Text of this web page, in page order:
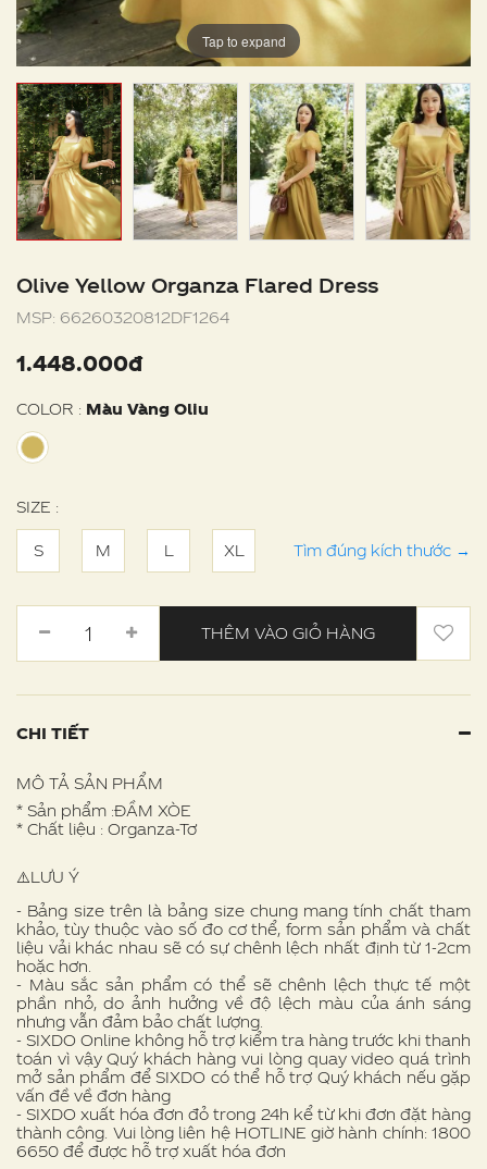
Tap to expand
Olive Yellow Organza Flared Dress
MSP: 66260320812DF1264
1.448.000đ
COLOR : Màu Vàng Oliu
SIZE :
S M L XL Tìm đúng kích thước →
THÊM VÀO GIỎ HÀNG
CHI TIẾT
MÔ TẢ SẢN PHẨM
* Sản phẩm :ĐẦM XÒE
* Chất liệu : Organza-Tơ
⚠️LƯU Ý
- Bảng size trên là bảng size chung mang tính chất tham
khảo, tùy thuộc vào số đo cơ thể, form sản phẩm và chất
liệu vải khác nhau sẽ có sự chênh lệch nhất định từ 1-2cm
hoặc hơn.
- Màu sắc sản phẩm có thể sẽ chênh lệch thực tế một
phần nhỏ, do ảnh hưởng về độ lệch màu của ánh sáng
nhưng vẫn đảm bảo chất lượng.
- SIXDO Online không hỗ trợ kiểm tra hàng trước khi thanh
toán vì vậy Quý khách hàng vui lòng quay video quá trình
mở sản phẩm để SIXDO có thể hỗ trợ Quý khách nếu gặp
vấn đề về đơn hàng
- SIXDO xuất hóa đơn đỏ trong 24h kể từ khi đơn đặt hàng
thành công. Vui lòng liên hệ HOTLINE giờ hành chính: 1800
6650 để được hỗ trợ xuất hóa đơn